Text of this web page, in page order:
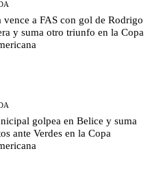
vence a FAS con gol de Rodrigo
y suma otro triunfo en la Copa
golpea en Belice y suma
ante Verdes en la Copa